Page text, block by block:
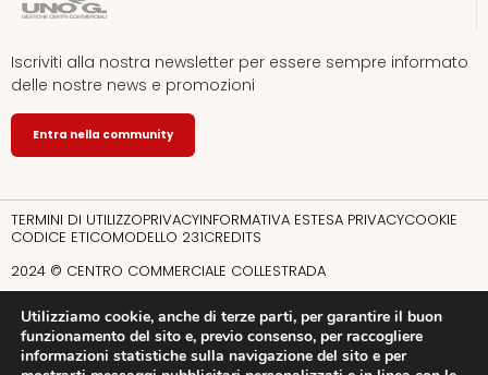
Douglas
Equivalenza
Flora et Natura
Giorgetti
GrandVision by Optissimo
Guess
Iscriviti alla nostra newsletter per essere sempre informato
delle nostre news e promozioni
Entra nella community
TERMINI DI UTILIZZOPRIVACYINFORMATIVA ESTESA PRIVACYCOOKIE
CODICE ETICOMODELLO 231CREDITS
2024 © CENTRO COMMERCIALE COLLESTRADA
Utilizziamo cookie, anche di terze parti, per garantire il buon
funzionamento del sito e, previo consenso, per raccogliere
informazioni statistiche sulla navigazione del sito e per